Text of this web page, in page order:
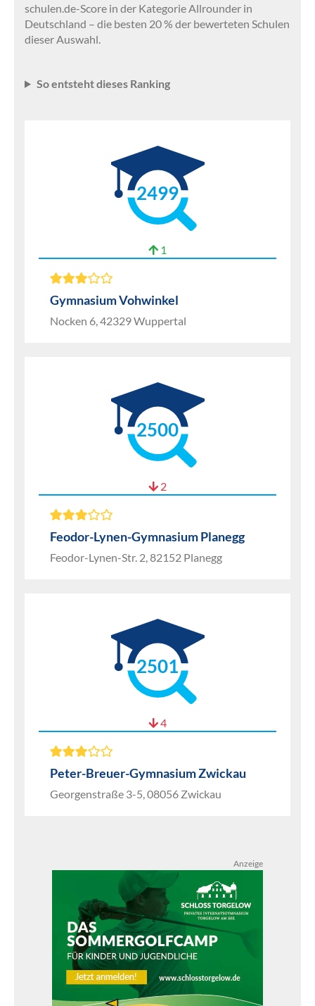
schulen.de-Score in der Kategorie Allrounder in
Deutschland – die besten 20 % der bewerteten Schulen
dieser Auswahl.
So entsteht dieses Ranking
2499
1
Gymnasium Vohwinkel
Nocken 6, 42329 Wuppertal
2500
2
Feodor-Lynen-Gymnasium Planegg
Feodor-Lynen-Str. 2, 82152 Planegg
2501
4
Peter-Breuer-Gymnasium Zwickau
Georgenstraße 3-5, 08056 Zwickau
Anzeige